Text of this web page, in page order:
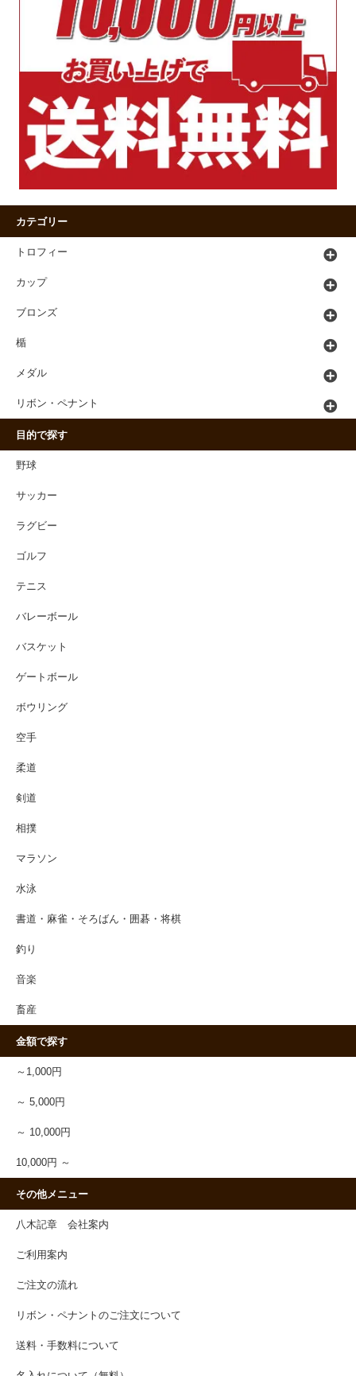
カテゴリー
トロフィー
カップ
ブロンズ
楯
メダル
リボン・ペナント
目的で探す
野球
サッカー
ラグビー
ゴルフ
テニス
バレーボール
バスケット
ゲートボール
ボウリング
空手
柔道
剣道
相撲
マラソン
水泳
書道・麻雀・そろばん・囲碁・将棋
釣り
音楽
畜産
金額で探す
～1,000円
～ 5,000円
～ 10,000円
10,000円 ～
その他メニュー
八木記章 会社案内
ご利用案内
ご注文の流れ
リボン・ペナントのご注文について
送料・手数料について